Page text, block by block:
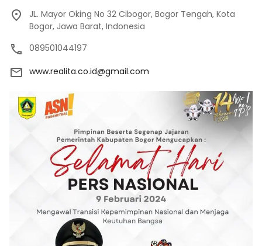
JL. Mayor Oking No 32 Cibogor, Bogor Tengah, Kota
Bogor, Jawa Barat, Indonesia
089501044197
www.realita.co.id@gmail.com